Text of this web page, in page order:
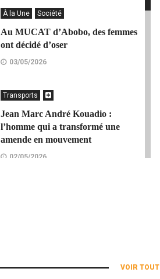
À la Une Société
Au MUCAT d’Abobo, des femmes
ont décidé d’oser
03/05/2026
Transports
Jean Marc André Kouadio :
l’homme qui a transformé une
amende en mouvement
02/05/2026
VOIR TOUT